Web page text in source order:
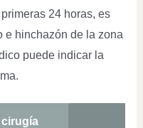
24 horas, es
e hinchazón de la zona
puede indicar la